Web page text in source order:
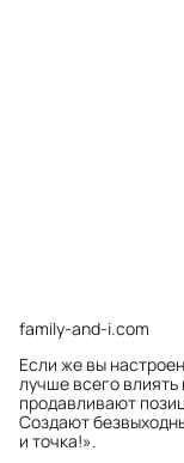
family-and-i.com
Если же вы
лучше всего
продавливают
Создают
и точка!».